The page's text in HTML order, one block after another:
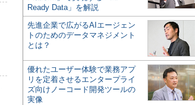
Ready Data」を解説
先進企業で広がるAIエージェン
トのためのデータマネジメント
とは？
優れたユーザー体験で業務アプ
リを定着させるエンタープライ
ズ向けノーコード開発ツールの
実像